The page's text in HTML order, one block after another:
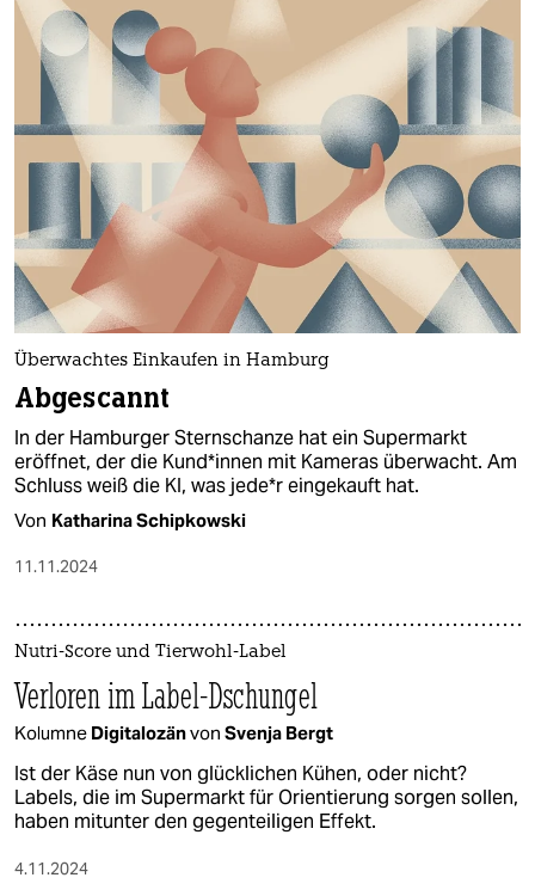
Überwachtes Einkaufen in Hamburg
Abgescannt
In der Hamburger Sternschanze hat ein Supermarkt
eröffnet, der die Kun­d*in­nen mit Kameras überwacht. Am
Schluss weiß die KI, was je­de*r eingekauft hat.
Von Katharina Schipkowski
11.11.2024
Nutri-Score und Tierwohl-Label
Verloren im Label-Dschungel
Kolumne Digitalozänvon Svenja Bergt
Ist der Käse nun von glücklichen Kühen, oder nicht?
Labels, die im Supermarkt für Orientierung sorgen sollen,
haben mitunter den gegenteiligen Effekt.
4.11.2024